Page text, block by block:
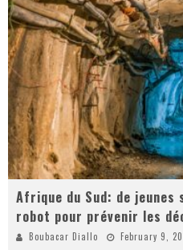
Afrique du Sud: de
robot pour prévenir les
Boubacar Diallo February 9,